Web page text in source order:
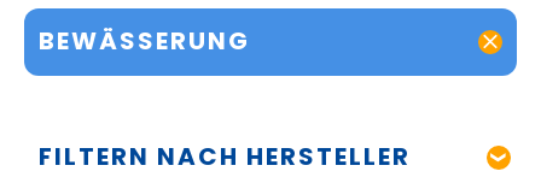
BEWÄSSERUNG
FILTERN NACH HERSTELLER